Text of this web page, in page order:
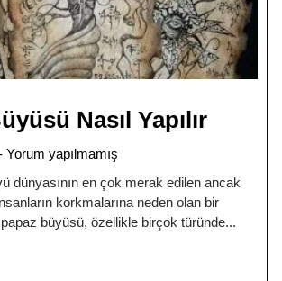
Nasıl Yapılır
Yorum yapılmamış
dünyasının en çok merak edilen ancak
korkmalarına neden olan bir
büyüsü, özellikle birçok türünde